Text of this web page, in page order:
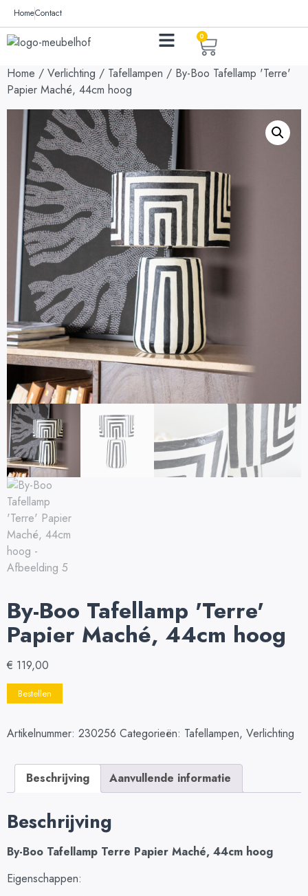
HomeContact
0
Home / Verlichting / Tafellampen / By-Boo Tafellamp 'Terre'
Papier Maché, 44cm hoog
By-Boo Tafellamp 'Terre'
Papier Maché, 44cm hoog
€ 119,00
Bestellen
Artikelnummer: 230256 Categorieën: Tafellampen, Verlichting
Beschrijving Aanvullende informatie
Beschrijving
By-Boo Tafellamp Terre Papier Maché, 44cm hoog
Eigenschappen: